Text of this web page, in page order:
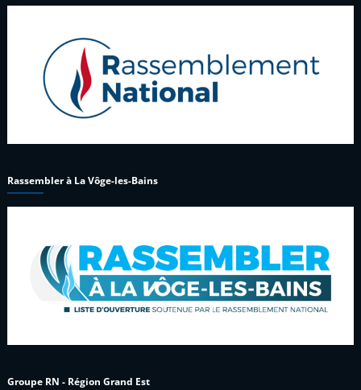
Rassembler à La Vôge-les-Bains
Groupe RN - Région Grand Est